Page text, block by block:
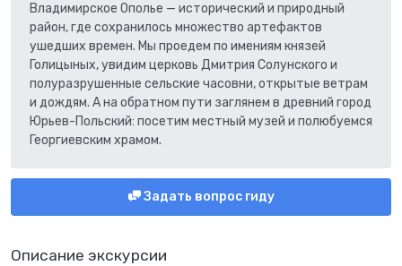
Описание экскурсии
Владимирское Ополье — исторический и природный
район, где сохранилось множество артефактов
ушедших времен. Мы проедем по имениям князей
Голицыных, увидим церковь Дмитрия Солунского и
полуразрушенные сельские часовни, открытые ветрам
и дождям. А на обратном пути заглянем в древний город
Юрьев-Польский: посетим местный музей и полюбуемся
Георгиевским храмом.
Задать вопрос гиду